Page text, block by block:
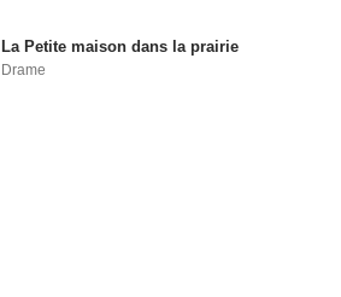
La Petite maison dans la prairie
Drame